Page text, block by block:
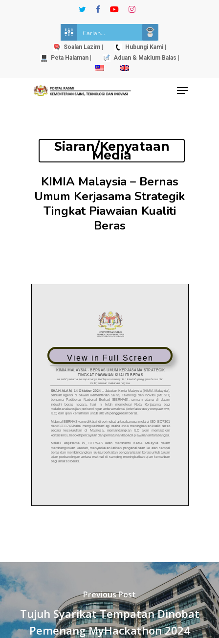
twitterfacebookyoutubeinstagram
Soalan Lazim |
Hubungi Kami |
Peta Halaman |
Aduan & Maklum Balas |
Menu
Siaran/Kenyataan
Media
KIMIA Malaysia – Bernas
Umum Kerjasama Strategik
Tingkat Piawaian Kualiti
Beras
View in Full Screen
Previous Post
Tujuh Syarikat Tempatan Dinobat
Pemenang MyHackathon 2024